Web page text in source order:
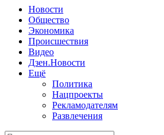
Новости
Общество
Экономика
Происшествия
Видео
Дзен.Новости
Ещё
Политика
Нацпроекты
Рекламодателям
Развлечения